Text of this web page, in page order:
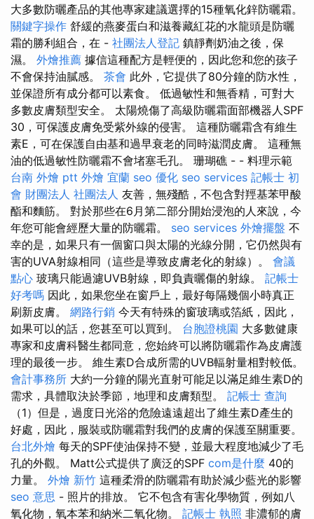
大多數防曬產品的其他專家建議選擇的15種氧化鋅防曬霜。
關鍵字操作 舒緩的燕麥蛋白和滋養藏紅花的水龍頭是防曬
霜的勝利組合，在 - 社團法人登記 鎮靜劑奶油之後，保
濕。 外燴推薦 據信這種配方是輕便的，因此您和您的孩子
不會保持油膩感。 茶會 此外，它提供了80分鐘的防水性，
並保證所有成分都可以素食。 低過敏性和無香精，可對大
多數皮膚類型安全。 太陽燒傷了高級防曬霜面部機器人SPF
30，可保護皮膚免受紫外線的侵害。 這種防曬霜含有維生
素E，可在保護自由基和過早衰老的同時滋潤皮膚。 這種無
油的低過敏性防曬霜不會堵塞毛孔。 珊瑚礁 - - 料理示範
台南 外燴 ptt 外燴 宜蘭 seo 優化 seo services 記帳士 初
會 財團法人 社團法人 友善，無殘酷，不包含對羥基苯甲酸
酯和麵筋。 對於那些在6月第二部分開始浸泡的人來說，今
年您可能會經歷大量的防曬霜。 seo services 外燴擺盤 不
幸的是，如果只有一個窗口與太陽的光線分開，它仍然與有
害的UVA射線相同（這些是導致皮膚老化的射線）。 會議
點心 玻璃只能過濾UVB射線，即負責曬傷的射線。 記帳士
好考嗎 因此，如果您坐在窗戶上，最好每隔幾個小時真正
刷新皮膚。 網路行銷 今天有特殊的窗玻璃或箔紙，因此，
如果可以的話，您甚至可以買到。 台胞證桃園 大多數健康
專家和皮膚科醫生都同意，您始終可以將防曬霜作為皮膚護
理的最後一步。 維生素D合成所需的UVB輻射量相對較低。
會計事務所 大約一分鐘的陽光直射可能足以滿足維生素D的
需求，具體取決於季節，地理和皮膚類型。 記帳士 查詢
（1）但是，過度日光浴的危險遠遠超出了維生素D產生的
好處，因此，服裝或防曬霜對我們的皮膚的保護至關重要。
台北外燴 每天的SPF使油保持不變，並最大程度地減少了毛
孔的外觀。 Matt公式提供了廣泛的SPF com是什麼 40的
力量。 外燴 新竹 這種柔滑的防曬霜有助於減少藍光的影響
seo 意思 - 照片的排放。 它不包含有害化學物質，例如八
氧化物，氧本苯和納米二氧化物。 記帳士 執照 非濃郁的膚